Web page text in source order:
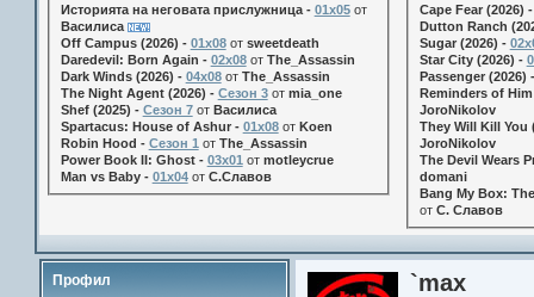
Историята на неговата прислужница - 01х05от
Василиса
Off Campus (2026) - 01x08от sweetdeath
Daredevil: Born Again - 02x08от The_Assassin
Dark Winds (2026) - 04x08от The_Assassin
The Night Agent (2026) - Сезон 3от mia_one
Shef (2025) - Сезон 7от Василиса
Spartacus: House of Ashur - 01x08от Koen
Robin Hood - Сезон 1 от The_Assassin
Power Book II: Ghost - 03x01 от motleycrue
Man vs Baby - 01x04от С.Славов
Cape Fear (2026)
Dutton Ranch
Sugar (2026) -
Star City (2026) -
Passenger (2026)
Reminders of
JoroNikolov
They Will Kill You
JoroNikolov
The Devil Wears
domani
Bang My Box:
от С. Славов
Профил `max